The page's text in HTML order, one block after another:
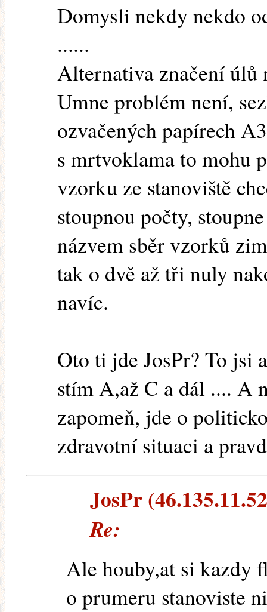
Domysli nekdy nekdo
......
Alternativa značení úlů
Umne problém není,
ozvačených papírech
s mrtvoklama to mohu
vzorku ze stanoviště
stoupnou počty,
názvem sběr vzorků
tak o dvě až tři nuly
navíc.
Oto ti jde JosPr? To jsi
stím A,až C a dál .... A
zapomeň, jde o
zdravotní situaci a
JosPr
Re:
Ale houby,at si kazdy
o prumeru stanoviste